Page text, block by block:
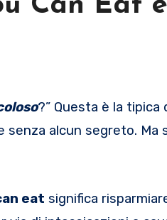
Can Eat
?” Questa è la
alcun segreto.
eat significa